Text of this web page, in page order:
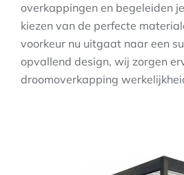
overkappingen en begeleiden
kiezen van de perfecte
voorkeur nu uitgaat naar een
opvallend design, wij zorgen
droomoverkapping